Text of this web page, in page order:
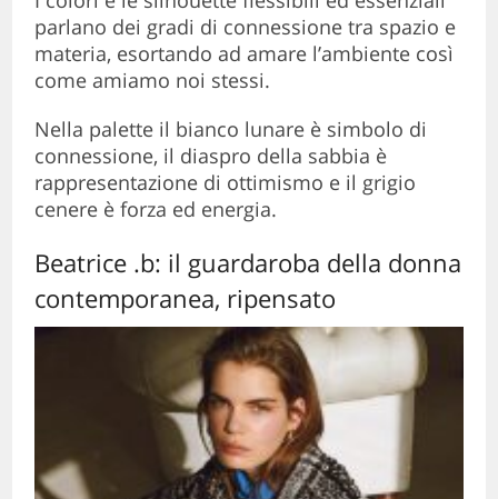
parlano dei gradi di connessione tra spazio e
materia, esortando ad amare l’ambiente così
come amiamo noi stessi.
Nella palette il bianco lunare è simbolo di
connessione, il diaspro della sabbia è
rappresentazione di ottimismo e il grigio
cenere è forza ed energia.
Beatrice .b: il guardaroba della donna
contemporanea, ripensato